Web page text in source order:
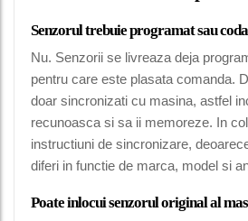
Senzorul trebuie programat sau
Nu. Senzorii se livreaza deja
pentru care este plasata comanda.
doar sincronizati cu masina, astfel
recunoasca si sa ii memoreze. In
instructiuni de sincronizare,
diferi in functie de marca, model si
Poate inlocui senzorul original al